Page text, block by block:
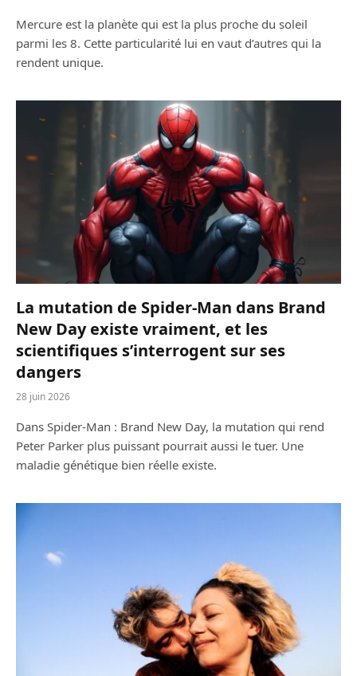
Mercure est la planète qui est la plus proche du soleil
parmi les 8. Cette particularité lui en vaut d’autres qui la
rendent unique.
La mutation de Spider-Man dans Brand
New Day existe vraiment, et les
scientifiques s’interrogent sur ses
dangers
28 juin 2026
Dans Spider-Man : Brand New Day, la mutation qui rend
Peter Parker plus puissant pourrait aussi le tuer. Une
maladie génétique bien réelle existe.